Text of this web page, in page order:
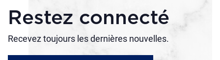
Restez connecté
Recevez toujours les dernières nouvelles.